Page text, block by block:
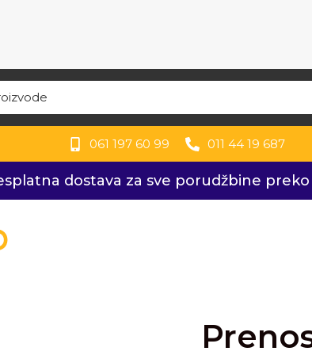
061 197 60 99 011 44 19 687
dostava za sve porudžbine preko